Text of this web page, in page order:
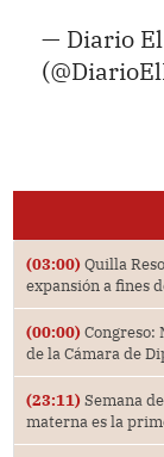
— Diario
(03:00) Quilla
expansión a fines
(00:00) Congreso:
de la Cámara de
(23:11) Semana
materna es la